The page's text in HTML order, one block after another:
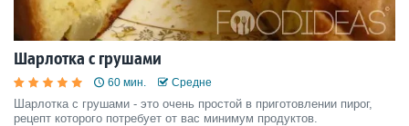
Шарлотка с грушами
60 мин. Средне
Шарлотка с грушами - это очень простой в приготовлении пирог,
рецепт которого потребует от вас минимум продуктов.